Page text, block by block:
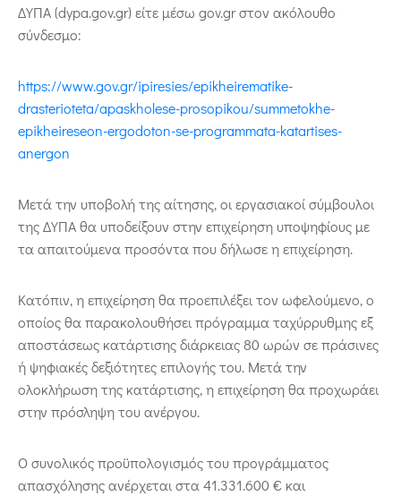
ΔΥΠΑ (dypa.gov.gr) είτε μέσω gov.gr στον ακόλουθο
σύνδεσμο:
https://www.gov.gr/ipiresies/epikheirematike-
drasterioteta/apaskholese-prosopikou/summetokhe-
epikheireseon-ergodoton-se-programmata-katartises-
anergon
Μετά την υποβολή της αίτησης, οι εργασιακοί σύμβουλοι
της ΔΥΠΑ θα υποδείξουν στην επιχείρηση υποψηφίους με
τα απαιτούμενα προσόντα που δήλωσε η επιχείρηση.
Κατόπιν, η επιχείρηση θα προεπιλέξει τον ωφελούμενο, ο
οποίος θα παρακολουθήσει πρόγραμμα ταχύρρυθμης εξ
αποστάσεως κατάρτισης διάρκειας 80 ωρών σε πράσινες
ή ψηφιακές δεξιότητες επιλογής του. Μετά την
ολοκλήρωση της κατάρτισης, η επιχείρηση θα προχωράει
στην πρόσληψη του ανέργου.
Ο συνολικός προϋπολογισμός του προγράμματος
απασχόλησης ανέρχεται στα 41.331.600 € και